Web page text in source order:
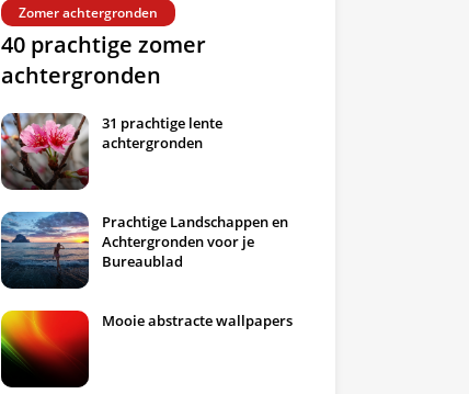
Zomer achtergronden
40 prachtige zomer
achtergronden
31 prachtige lente
achtergronden
Prachtige Landschappen en
Achtergronden voor je
Bureaublad
Mooie abstracte wallpapers